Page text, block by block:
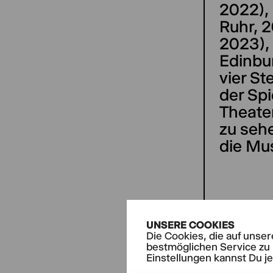
UNSERE COOKIES
Die Cookies, die auf
bestmöglichen Service
Einstellungen kannst Du
2022),
Ruhr,
2023),
vier
der
zu
die